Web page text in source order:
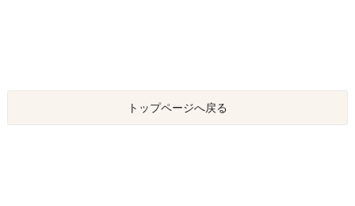
トップページへ戻る